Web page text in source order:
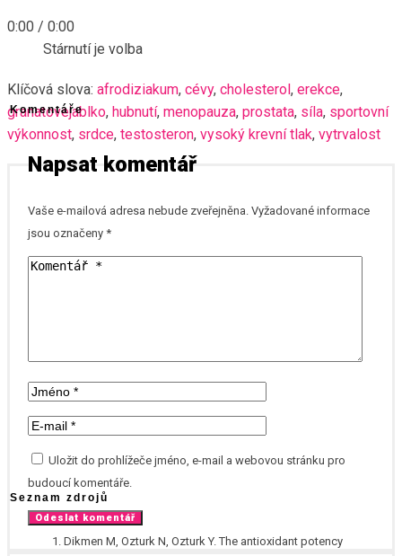
0:00 / 0:00
Stárnutí je volba
Klíčová slova: afrodiziakum, cévy, cholesterol , erekce,
granatovejablko, hubnutí, menopauza, prostata, síla, sportovní
výkonnost, srdce, testosteron, vysoký krevní tlak, vytrvalost
Komentáře
Napsat komentář
Vaše e-mailová adresa nebude zveřejněna. Vyžadované informace
jsou označeny *
Uložit do prohlížeče jméno, e-mail a webovou stránku pro
budoucí komentáře.
Seznam zdrojů
Dikmen M, Ozturk N, Ozturk Y. The antioxidant potency